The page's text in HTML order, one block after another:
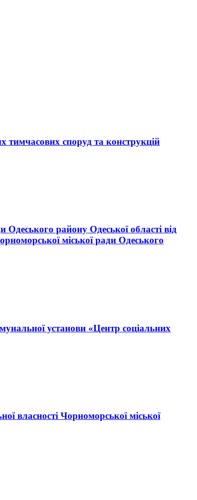
тимчасових споруд та конструкцій
району Одеської області від
міської ради Одеського
установи «Центр соціальних
власності Чорноморської міської